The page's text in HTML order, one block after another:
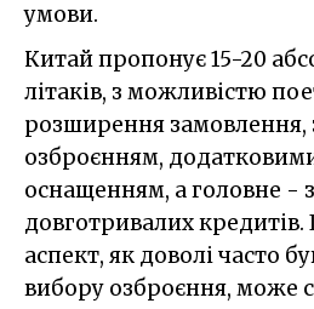
умови.
Китай пропонує 15-20
літаків, з можливістю
розширення
озброєнням,
оснащенням, а головне -
довготривалих
аспект, як доволі часто
вибору озброєння, може